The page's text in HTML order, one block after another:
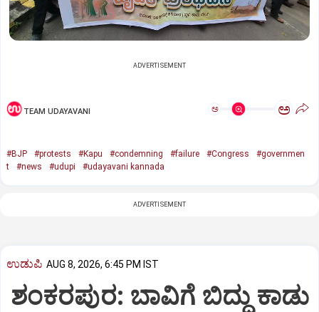
ADVERTISEMENT
TEAM UDAYAVANI ಅ ಅ
#BJP #protests #Kapu #condemning #failure #Congress
#governmen
t
#news #udupi #udayavani kannada
ADVERTISEMENT
ಉಡುಪಿ AUG 8, 2026, 6:45 PM IST
ಶಂಕರಪುರ: ಬಾವಿಗೆ ಬಿದ್ದು ಕಾಡು